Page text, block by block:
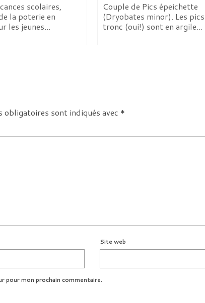
scolaires,
la poterie en
les jeunes...
Couple de Pics épeichette
(Dryobates minor). Les
tronc (oui!) sont en argile...
obligatoires sont indiqués avec *
Site web
pour mon prochain commentaire.